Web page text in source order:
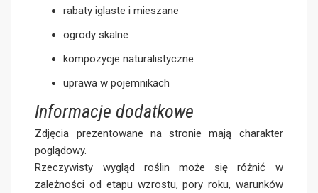
rabaty iglaste i mieszane
ogrody skalne
kompozycje naturalistyczne
uprawa w pojemnikach
Informacje dodatkowe
Zdjęcia prezentowane na stronie mają charakter
poglądowy.
Rzeczywisty wygląd roślin może się różnić w
zależności od etapu wzrostu, pory roku, warunków